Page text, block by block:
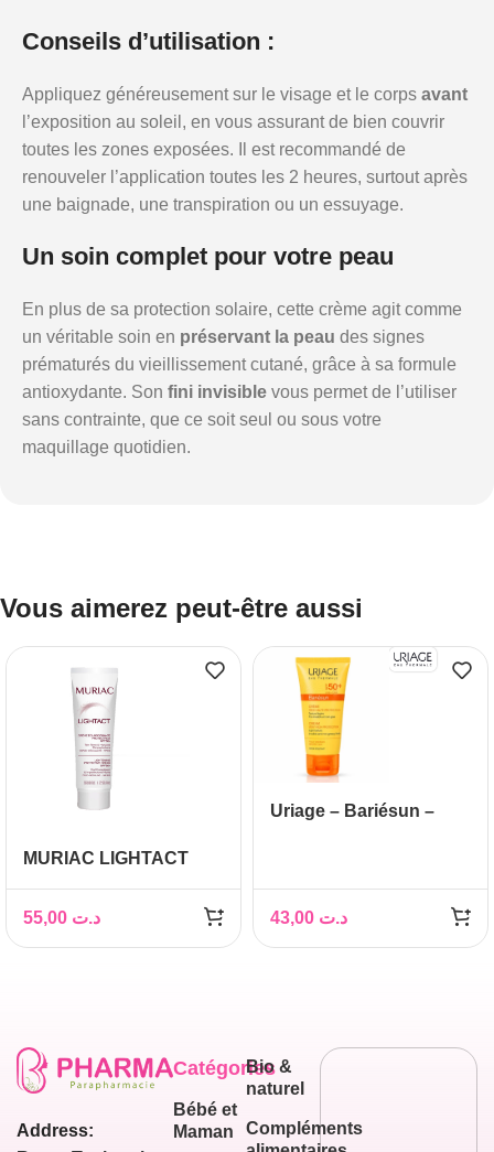
Conseils d’utilisation :
Appliquez généreusement sur le visage et le corps avant
l’exposition au soleil, en vous assurant de bien couvrir
toutes les zones exposées. Il est recommandé de
renouveler l’application toutes les 2 heures, surtout après
une baignade, une transpiration ou un essuyage.
Un soin complet pour votre peau
En plus de sa protection solaire, cette crème agit comme
un véritable soin en préservant la peau des signes
prématurés du vieillissement cutané, grâce à sa formule
antioxydante. Son fini invisible vous permet de l’utiliser
sans contrainte, que ce soit seul ou sous votre
maquillage quotidien.
Vous aimerez peut-être aussi
MURIAC LIGHTACT
SPF 50+
د.ت
Uriage – Bariésun –
د.ت
Address:
Catégories
Bébé et
Maman
Bio &
naturel
Compléments